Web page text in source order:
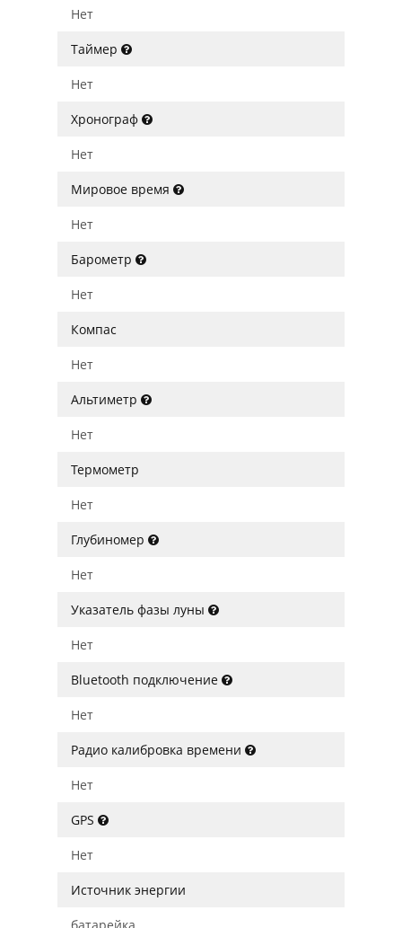
Нет
Таймер
Нет
Хронограф
Нет
Мировое время
Нет
Барометр
Нет
Компас
Нет
Альтиметр
Нет
Термометр
Нет
Глубиномер
Нет
Указатель фазы луны
Нет
Bluetooth подключение
Нет
Радио калибровка времени
Нет
GPS
Нет
Источник энергии